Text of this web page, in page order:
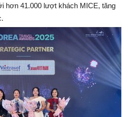
hơn 41.000 lượt khách MICE, tăng